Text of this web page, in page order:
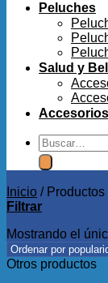
Peluches
Salud y
Buscar
por:
Inicio /Productos
Filtrar
Mostrando el
Otros productos